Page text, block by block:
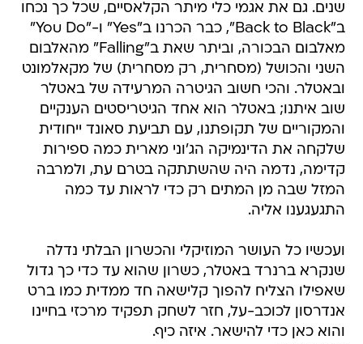
שנים. גם את אגמי כלי מיתר הקלאסיים, שכל כך נכחו
ב"Back to Black", כבר הכרנו ב"Yes" ו-"You Do"
מאלבום הבכורה, וביתר שאת ב"Falling" מהאלבום
השני והכושל (מסחרית, רק מסחרית) של מקאלמונט
ובאטלר. והכי חשוב הגיטרה המרעידה של באטלר
שוב איתנו; באטלר הוא אחד הגיטריסטים הענקיים
והמקוריים של תקופתנו, עם תביעת סאונד ייחודית
שלקחה את הדינמיקה הג'וני מארית כמה ספירות
קדימה, נדמה היה שהשתתקה בטרם עת, ולמרבה
המזל שבה מן המתים רק כדי לראות עד כמה
התגעגענו אליה.
ועכשיו כל העושר המוזיקלי והכשרון הבלתי נדלה
שנקרא ברנרד באטלר, כשרון שהוא עד כדי כך גדול
שאפילו הצליח להפוך קלישאה חד ממדית כמו ברט
אנדרסון לכוכב-על, חזר לשחק תפקיד מרכזי בחיינו
והוא כאן כדי להישאר. איזה כיף.